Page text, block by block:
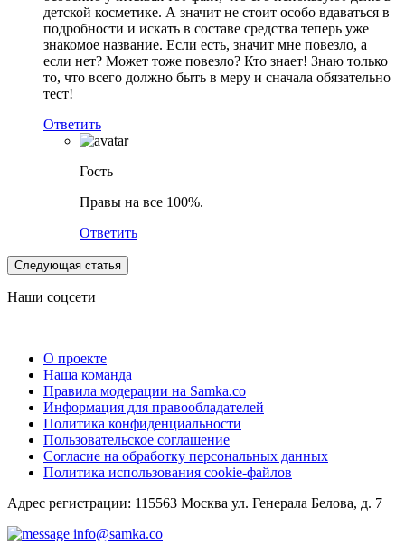
детской косметике. А значит не стоит особо вдаваться в
подробности и искать в составе средства теперь уже
знакомое название. Если есть, значит мне повезло, а
если нет? Может тоже повезло? Кто знает! Знаю только
то, что всего должно быть в меру и сначала обязательно
тест!
Ответить
Гость
Правы на все 100%.
Ответить
Следующая статья
Наши соцсети
О проекте
Наша команда
Правила модерации на Samka.co
Информация для правообладателей
Политика конфиденциальности
Пользовательское соглашение
Согласие на обработку персональных данных
Политика использования cookie-файлов
Адрес регистрации: 115563 Москва ул. Генерала Белова, д. 7
info@samka.co